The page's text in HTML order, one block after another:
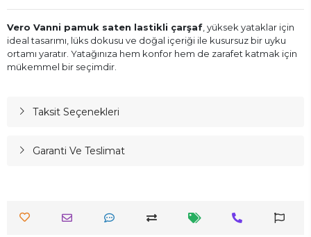
Vero Vanni pamuk saten lastikli çarşaf , yüksek yataklar için
ideal tasarımı, lüks dokusu ve doğal içeriği ile kusursuz bir uyku
ortamı yaratır. Yatağınıza hem konfor hem de zarafet katmak için
mükemmel bir seçimdir.
Taksit Seçenekleri
Garanti Ve Teslimat